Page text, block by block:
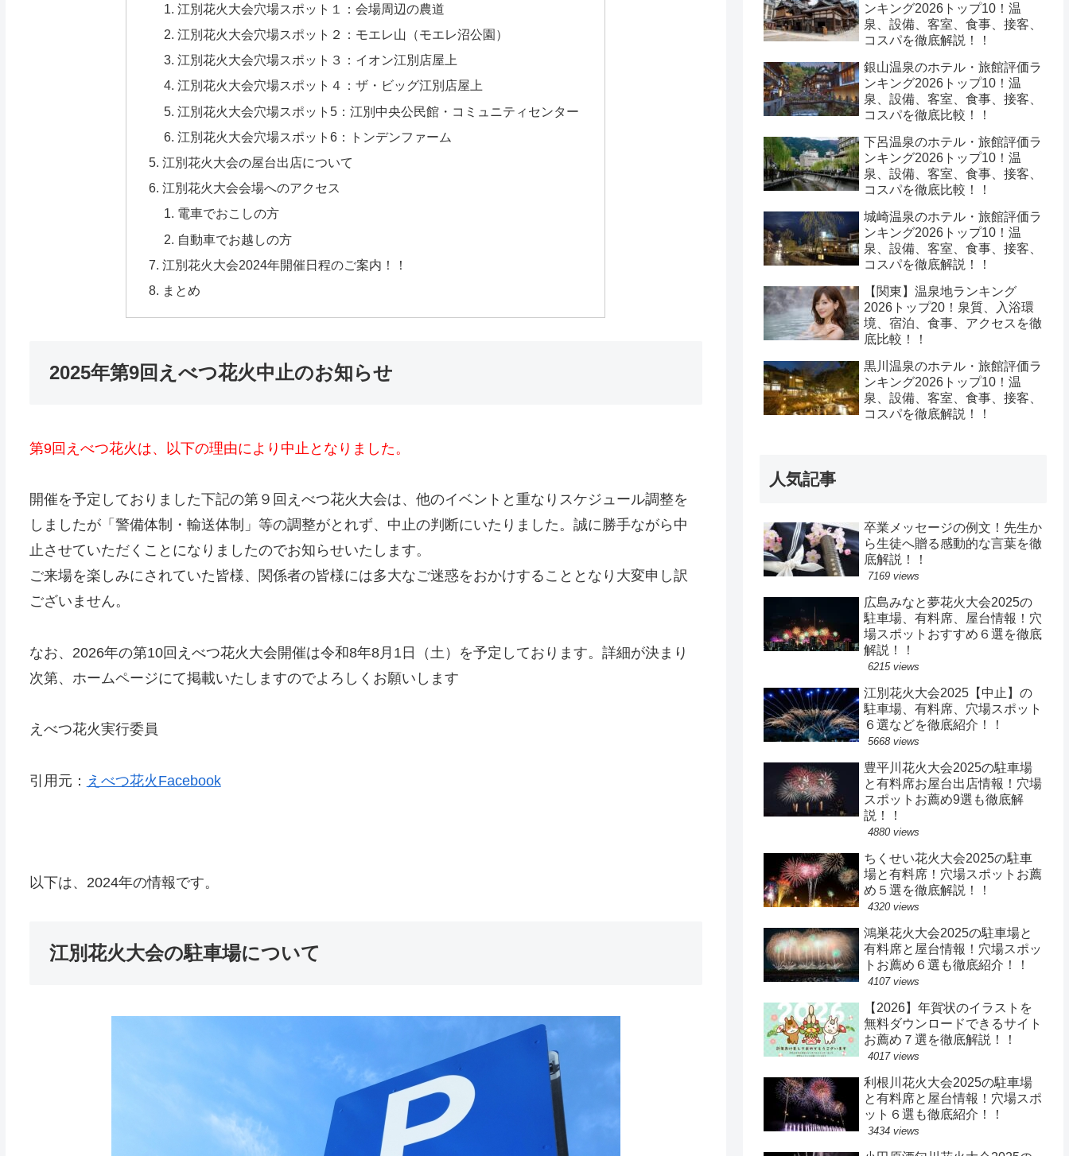
江別花火大会穴場スポット１：会場周辺の農道
江別花火大会穴場スポット２：モエレ山（モエレ沼公園）
江別花火大会穴場スポット３：イオン江別店屋上
江別花火大会穴場スポット４：ザ・ビッグ江別店屋上
江別花火大会穴場スポット5：江別中央公民館・コミュニティセンター
江別花火大会穴場スポット6：トンデンファーム
江別花火大会の屋台出店について
江別花火大会会場へのアクセス
電車でおこしの方
自動車でお越しの方
江別花火大会2024年開催日程のご案内！！
まとめ
2025年第9回えべつ花火中止のお知らせ
第9回えべつ花火は、以下の理由により中止となりました。
開催を予定しておりました下記の第９回えべつ花火大会は、他のイベントと重なりスケジュール調整を
しましたが「警備体制・輸送体制」等の調整がとれず、中止の判断にいたりました。誠に勝手ながら中
止させていただくことになりましたのでお知らせいたします。
ご来場を楽しみにされていた皆様、関係者の皆様には多大なご迷惑をおかけすることとなり大変申し訳
ございません。
なお、2026年の第10回えべつ花火大会開催は令和8年8月1日（土）を予定しております。詳細が決まり
次第、ホームページにて掲載いたしますのでよろしくお願いします
えべつ花火実行委員
引用元： えべつ花火Facebook
以下は、2024年の情報です。
江別花火大会の駐車場について
ンキング2026トップ10！温
泉、設備、客室、食事、接客、
コスパを徹底解説！！
銀山温泉のホテル・旅館評価ラ
ンキング2026トップ10！温
泉、設備、客室、食事、接客、
コスパを徹底比較！！
下呂温泉のホテル・旅館評価ラ
ンキング2026トップ10！温
泉、設備、客室、食事、接客、
コスパを徹底比較！！
城崎温泉のホテル・旅館評価ラ
ンキング2026トップ10！温
泉、設備、客室、食事、接客、
コスパを徹底解説！！
【関東】温泉地ランキング
2026トップ20！泉質、入浴環
境、宿泊、食事、アクセスを徹
底比較！！
黒川温泉のホテル・旅館評価ラ
ンキング2026トップ10！温
泉、設備、客室、食事、接客、
コスパを徹底解説！！
人気記事
卒業メッセージの例文！先生か
ら生徒へ贈る感動的な言葉を徹
底解説！！
7169 views
広島みなと夢花火大会2025の
駐車場、有料席、屋台情報！穴
場スポットおすすめ６選を徹底
解説！！
6215 views
江別花火大会2025【中止】の
駐車場、有料席、穴場スポット
６選などを徹底紹介！！
5668 views
豊平川花火大会2025の駐車場
と有料席お屋台出店情報！穴場
スポットお薦め9選も徹底解
説！！
4880 views
ちくせい花火大会2025の駐車
場と有料席！穴場スポットお薦
め５選を徹底解説！！
4320 views
鴻巣花火大会2025の駐車場と
有料席と屋台情報！穴場スポッ
トお薦め６選も徹底紹介！！
4107 views
【2026】年賀状のイラストを
無料ダウンロードできるサイト
お薦め７選を徹底解説！！
4017 views
利根川花火大会2025の駐車場
と有料席と屋台情報！穴場スポ
ット６選も徹底紹介！！
3434 views